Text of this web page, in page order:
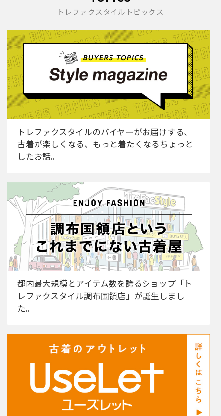
トレファクスタイルトピックス
トレファクスタイルのバイヤーがお届けする、
古着が楽しくなる、もっと着たくなるちょっと
したお話。
都内最大規模とアイテム数を誇るショップ「ト
レファクスタイル調布国領店」が誕生しまし
た。